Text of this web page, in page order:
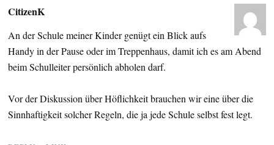
CitizenK
An der Schule meiner Kinder genügt ein Blick aufs
Handy in der Pause oder im Treppenhaus, damit ich es am Abend
beim Schulleiter persönlich abholen darf.
Vor der Diskussion über Höflichkeit brauchen wir eine über die
Sinnhaftigkeit solcher Regeln, die ja jede Schule selbst fest legt.